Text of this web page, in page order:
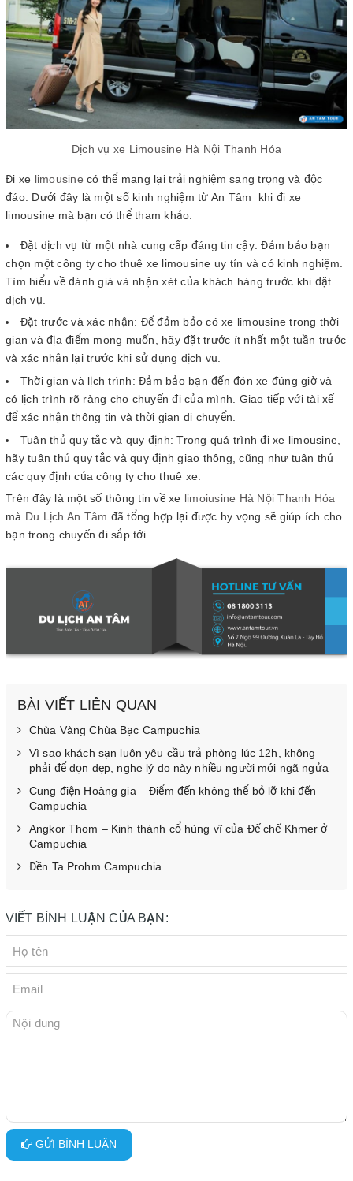
Dịch vụ xe Limousine Hà Nội Thanh Hóa
Đi xe limousine có thể mang lại trải nghiệm sang trọng và độc
đáo. Dưới đây là một số kinh nghiệm từ An Tâm khi đi xe
limousine mà bạn có thể tham khảo:
Đặt dịch vụ từ một nhà cung cấp đáng tin cậy: Đảm bảo bạn
chọn một công ty cho thuê xe limousine uy tín và có kinh nghiệm.
Tìm hiểu về đánh giá và nhận xét của khách hàng trước khi đặt
dịch vụ.
Đặt trước và xác nhận: Để đảm bảo có xe limousine trong thời
gian và địa điểm mong muốn, hãy đặt trước ít nhất một tuần trước
và xác nhận lại trước khi sử dụng dịch vụ.
Thời gian và lịch trình: Đảm bảo bạn đến đón xe đúng giờ và
có lịch trình rõ ràng cho chuyến đi của mình. Giao tiếp với tài xế
để xác nhận thông tin và thời gian di chuyển.
Tuân thủ quy tắc và quy định: Trong quá trình đi xe limousine,
hãy tuân thủ quy tắc và quy định giao thông, cũng như tuân thủ
các quy định của công ty cho thuê xe.
Trên đây là một số thông tin về xe limoiusine Hà Nội Thanh Hóa
mà Du Lịch An Tâm đã tổng hợp lại được hy vọng sẽ giúp ích cho
bạn trong chuyến đi sắp tới.
BÀI VIẾT LIÊN QUAN
Chùa Vàng Chùa Bạc Campuchia
Vì sao khách sạn luôn yêu cầu trả phòng lúc 12h, không
phải để dọn dẹp, nghe lý do này nhiều người mới ngã ngửa
Cung điện Hoàng gia – Điểm đến không thể bỏ lỡ khi đến
Campuchia
Angkor Thom – Kinh thành cổ hùng vĩ của Đế chế Khmer ở
Campuchia
Đền Ta Prohm Campuchia
VIẾT BÌNH LUẬN CỦA BẠN:
GỬI BÌNH LUẬN